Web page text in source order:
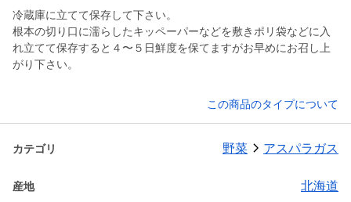
冷蔵庫に立てて保存して下さい。
根本の切り口に濡らしたキッペーパーなどを敷きポリ袋などに入
れ立てて保存すると４〜５日鮮度を保てますがお早めにお召し上
がり下さい。
この商品のタイプについて
カテゴリ 野菜 アスパラガス
産地 北海道